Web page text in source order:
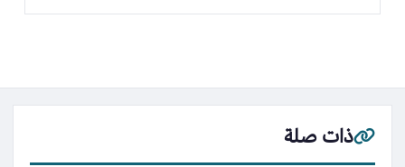
ذات صلة